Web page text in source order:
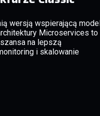
wersją wspierającą
Microservices to
na lepszą
i skalowanie